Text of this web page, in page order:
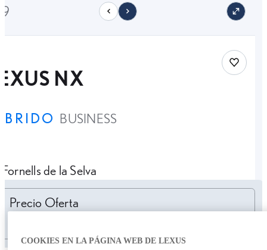
NX
BUSINESS
Save car
Fornells de la Selva
Precio Oferta
COOKIES EN LA PÁGINA WEB DE LEXUS